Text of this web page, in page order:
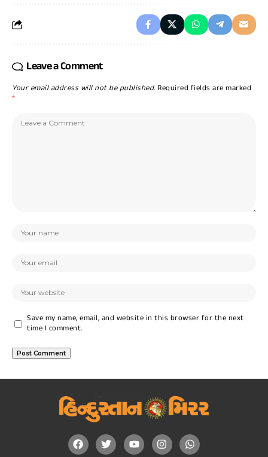
Leave a Comment
Your email address will not be published. Required fields are marked
*
Save my name, email, and website in this browser for the next
time I comment.